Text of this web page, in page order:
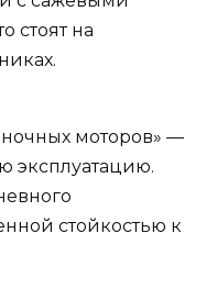
стоят на
моторов» —
эксплуатацию.
стойкостью к